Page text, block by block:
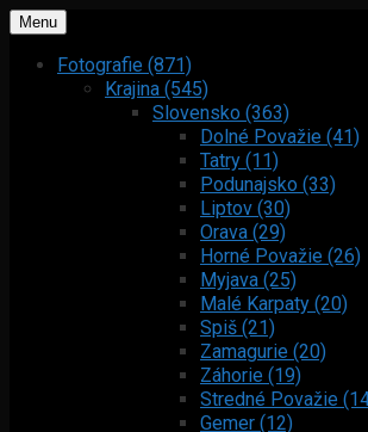
Menu
Fotografie (871)
Krajina (545)
Slovensko (363)
Dolné Považie (41)
Tatry (11)
Podunajsko (33)
Liptov (30)
Orava (29)
Horné Považie (26)
Myjava (25)
Malé Karpaty (20)
Spiš (21)
Zamagurie (20)
Záhorie (19)
Stredné Považie
Gemer (12)